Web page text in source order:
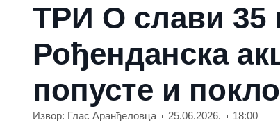
ТРИ О слави 35
Рођенданска
попусте и
Извор: Глас Аранђеловца 25.06.2026. 18:00